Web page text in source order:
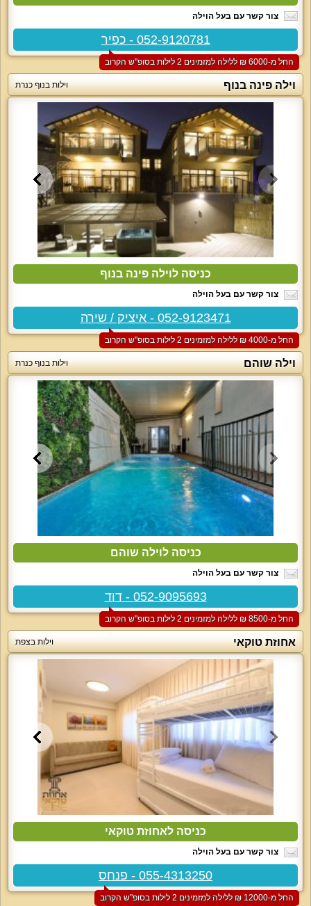
צור קשר עם בעל הוילה
052-9120781 - כפיר
החל מ-‏6000 ₪ ללילה למזמינים 2 לילות בסופ"ש הקרוב
וילה פינה בנוף וילות בנוף כנרת
כניסה לוילה פינה בנוף
צור קשר עם בעל הוילה
052-9123471 - איציק / שירה
החל מ-‏4000 ₪ ללילה למזמינים 2 לילות בסופ"ש הקרוב
וילה שוהם וילות בנוף כנרת
כניסה לוילה שוהם
צור קשר עם בעל הוילה
052-9095693 - דוד
החל מ-‏8500 ₪ ללילה למזמינים 2 לילות בסופ"ש הקרוב
אחוזת טוקאי וילות בצפת
כניסה לאחוזת טוקאי
צור קשר עם בעל הוילה
055-4313250 - פנחס
החל מ-‏12000 ₪ ללילה למזמינים 2 לילות בסופ"ש הקרוב